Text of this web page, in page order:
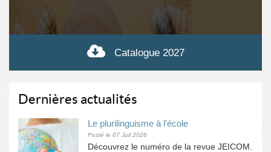
Catalogue 2027
Dernières actualités
Le plurilinguisme à l’école
Posté le 07 Juil 2026
Découvrez le numéro de la revue JEICOM.